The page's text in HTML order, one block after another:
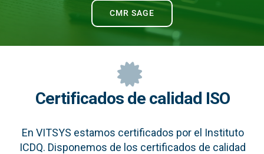
CMR SAGE
Certificados de calidad ISO
En VITSYS estamos certificados por el Instituto
ICDQ. Disponemos de los certificados de calidad